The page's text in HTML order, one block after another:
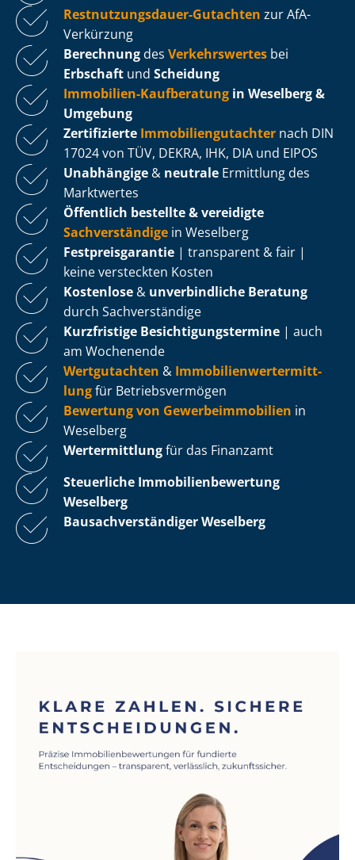
Rest­nut­zungs­dau­er-Gutachten zur AfA-
Verkürzung
Berechnung des Verkehrswertes bei
Erbschaft und Scheidung
Immobilien-Kaufberatung in Weselberg &
Umgebung
Zertifizierte Im­mo­bi­li­en­gut­ach­ter nach DIN
17024 von TÜV, DEKRA, IHK, DIA und EIPOS
Unabhängige & neutrale Ermittlung des
Marktwertes
Öffentlich bestellte & vereidigte
Sachverständige in Weselberg
Fest­preis­ga­ran­tie | transparent & fair |
keine versteckten Kosten
Kostenlose & unverbindliche Beratung
durch Sachverständige
Kurzfristige Be­sich­ti­gungs­ter­mi­ne | auch
am Wochenende
Wertgutachten & Im­mo­bi­li­en­wert­ermitt­
lungfür Be­triebs­ver­mö­gen
Bewertung von Ge­wer­be­im­mo­bi­li­en in
Weselberg
Wertermittlungfür das Finanzamt
Steuerliche Im­mo­bi­li­en­be­wer­tung
Weselberg
Bau­sach­ver­stän­di­ger Weselberg